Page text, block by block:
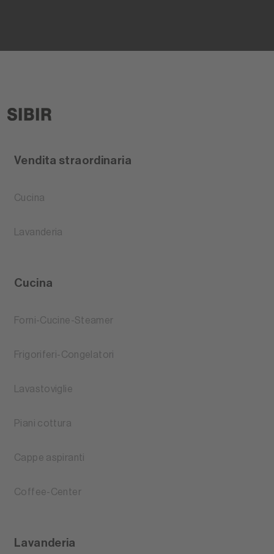
Vendita straordinaria
Cucina
Lavanderia
Cucina
Forni-Cucine-Steamer
Frigoriferi-Congelatori
Lavastoviglie
Piani cottura
Cappe aspiranti
Coffee-Center
Lavanderia